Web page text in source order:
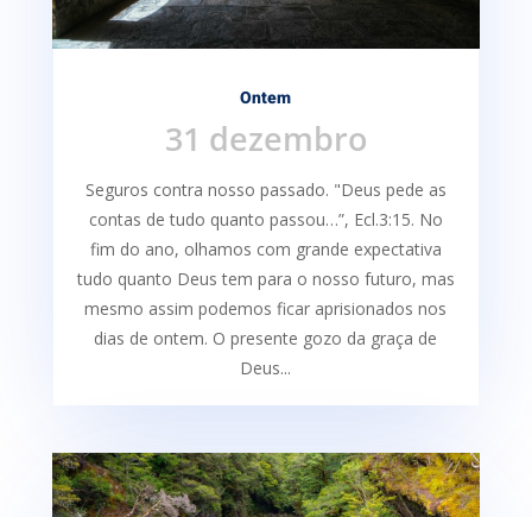
Ontem
31 dezembro
Seguros contra nosso passado. "Deus pede as
contas de tudo quanto passou…”, Ecl.3:15. No
fim do ano, olhamos com grande expectativa
tudo quanto Deus tem para o nosso futuro, mas
mesmo assim podemos ficar aprisionados nos
dias de ontem. O presente gozo da graça de
Deus...